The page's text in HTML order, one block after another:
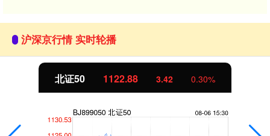
沪深京行情 实时轮播
北证50 1122.88 3.42 0.30%